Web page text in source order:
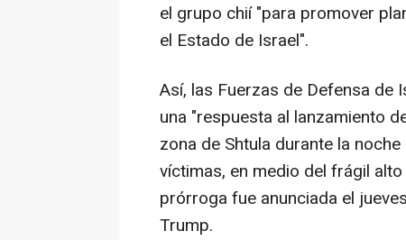
el grupo chií "para promover
el Estado de Israel".
Así, las Fuerzas de Defensa de
una "respuesta al lanzamiento
zona de Shtula durante la
víctimas, en medio del frágil
prórroga fue anunciada el
Trump.